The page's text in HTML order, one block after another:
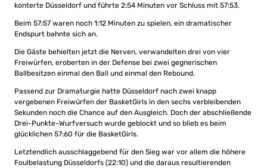
konterte Düsseldorf und führte 2:54 Minuten vor Schluss mit 57:53.
Beim 57:57 waren noch 1:12 Minuten zu spielen, ein dramatischer
Endspurt bahnte sich an.
Die Gäste behielten jetzt die Nerven, verwandelten drei von vier
Freiwürfen, eroberten in der Defense bei zwei gegnerischen
Ballbesitzen einmal den Ball und einmal den Rebound.
Passend zur Dramaturgie hatte Düsseldorf nach zwei knapp
vergebenen Freiwürfen der BasketGirls in den sechs verbleibenden
Sekunden noch die Chance auf den Ausgleich. Doch der abschließende
Drei-Punkte-Wurfversuch wurde geblockt und so blieb es beim
glücklichen 57:60 für die BasketGirls.
Letztendlich ausschlaggebend für den Sieg war vor allem die höhere
Foulbelastung Düsseldorfs (22:10) und die daraus resultierenden